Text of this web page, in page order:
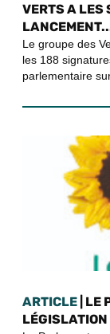
VERTS A LES
Le groupe des
les 188
parlementaire sur
ARTICLE | LE